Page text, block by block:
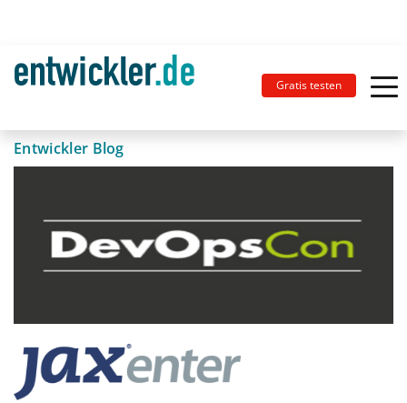
Gratis testen
Entwickler Blog